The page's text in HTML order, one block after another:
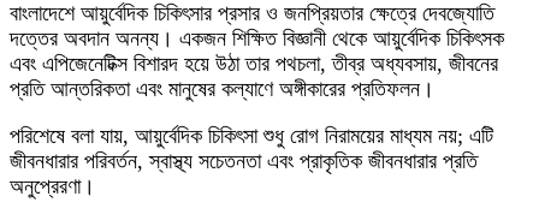
বাংলাদেশে আয়ুর্বেদিক চিকিৎসার প্রসার ও জনপ্রিয়তার ক্ষেত্রে দেবজ্যোতি
দত্তের অবদান অনন্য। একজন শিক্ষিত বিজ্ঞানী থেকে আয়ুর্বেদিক চিকিৎসক
এবং এপিজেনেটিক্স বিশারদ হয়ে উঠা তার পথচলা, তীব্র অধ্যবসায়, জীবনের
প্রতি আন্তরিকতা এবং মানুষের কল্যাণে অঙ্গীকারের প্রতিফলন।
পরিশেষে বলা যায়, আয়ুর্বেদিক চিকিৎসা শুধু রোগ নিরাময়ের মাধ্যম নয়; এটি
জীবনধারার পরিবর্তন, স্বাস্থ্য সচেতনতা এবং প্রাকৃতিক জীবনধারার প্রতি
অনুপ্রেরণা।